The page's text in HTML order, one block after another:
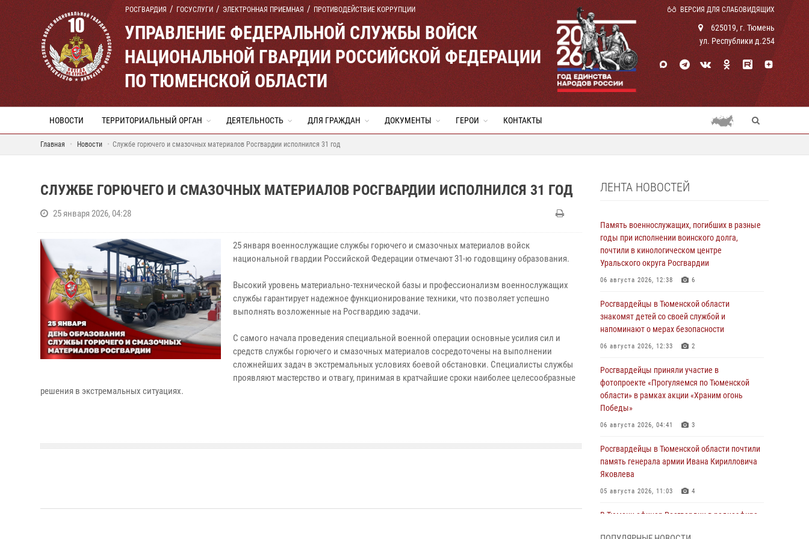
РОСГВАРДИЯ ГОСУСЛУГИ ЭЛЕКТРОННАЯ ПРИЕМНАЯ ПРОТИВОДЕЙСТВИЕ КОРРУПЦИИ ВЕРСИЯ ДЛЯ СЛАБОВИДЯЩИХ
УПРАВЛЕНИЕ ФЕДЕРАЛЬНОЙ СЛУЖБЫ ВОЙСК
НАЦИОНАЛЬНОЙ ГВАРДИИ РОССИЙСКОЙ ФЕДЕРАЦИИ
ПО ТЮМЕНСКОЙ ОБЛАСТИ
625019, г. Тюмень
ул. Республики д.254
НОВОСТИ ТЕРРИТОРИАЛЬНЫЙ ОРГАН ДЕЯТЕЛЬНОСТЬ ДЛЯ ГРАЖДАН ДОКУМЕНТЫ ГЕРОИ КОНТАКТЫ
Главная Новости Службе горючего и смазочных материалов Росгвардии исполнился 31 год
СЛУЖБЕ ГОРЮЧЕГО И СМАЗОЧНЫХ МАТЕРИАЛОВ РОСГВАРДИИ ИСПОЛНИЛСЯ 31 ГОД
25 января 2026, 04:28
25 января военнослужащие службы горючего и смазочных материалов войск
национальной гвардии Российской Федерации отмечают 31-ю годовщину образования.
Высокий уровень материально-технической базы и профессионализм военнослужащих
службы гарантирует надежное функционирование техники, что позволяет успешно
выполнять возложенные на Росгвардию задачи.
С самого начала проведения специальной военной операции основные усилия сил и
средств службы горючего и смазочных материалов сосредоточены на выполнении
сложнейших задач в экстремальных условиях боевой обстановки. Специалисты службы
проявляют мастерство и отвагу, принимая в кратчайшие сроки наиболее целесообразные
решения в экстремальных ситуациях.
ЛЕНТА НОВОСТЕЙ
Память военнослужащих, погибших в разные
годы при исполнении воинского долга,
почтили в кинологическом центре
Уральского округа Росгвардии
06 августа 2026, 12:38 6
Росгвардейцы в Тюменской области
знакомят детей со своей службой и
напоминают о мерах безопасности
06 августа 2026, 12:33 2
Росгвардейцы приняли участие в
фотопроекте «Прогуляемся по Тюменской
области» в рамках акции «Храним огонь
Победы»
06 августа 2026, 04:41 3
Росгвардейцы в Тюменской области почтили
память генерала армии Ивана Кирилловича
Яковлева
05 августа 2026, 11:03 4
В Тюмени офицер Росгвардии в радиоэфире